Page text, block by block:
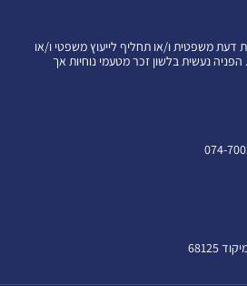
דעת משפטית ו/או תחליף לייעוץ משפטי ו/או
נעשית בלשון זכר מטעמי נוחיות אך